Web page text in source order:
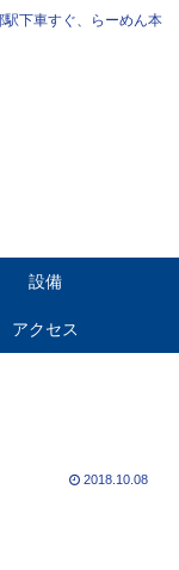
下車すぐ、らーめん本
設備
アクセス
2018.10.08